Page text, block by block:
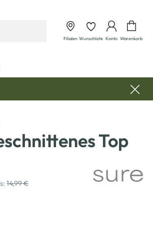
Filialen Wunschliste Konto Warenkorb
Top
14,99 €